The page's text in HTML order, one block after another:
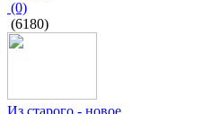
(0)
(6180)
Из старого - новое